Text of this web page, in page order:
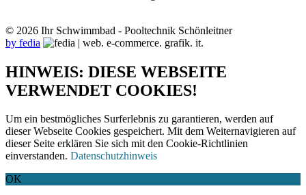
© 2026 Ihr Schwimmbad - Pooltechnik Schönleitner
by fedia
HINWEIS: DIESE WEBSEITE
VERWENDET COOKIES!
Um ein bestmögliches Surferlebnis zu garantieren, werden auf
dieser Webseite Cookies gespeichert. Mit dem Weiternavigieren auf
dieser Seite erklären Sie sich mit den Cookie-Richtlinien
einverstanden. Datenschutzhinweis
OK